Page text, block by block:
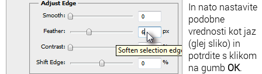
In nato nastavite
podobne
vrednosti kot jaz
(glej sliko) in
potrdite s klikom
na gumb OK.